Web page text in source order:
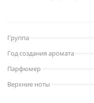
Группа
Год создания аромата
Парфюмер
Верхние ноты